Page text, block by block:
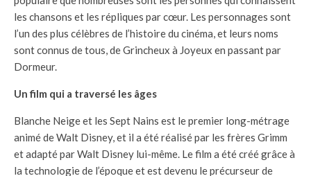
les chansons et les répliques par cœur. Les personnages sont
l’un des plus célèbres de l’histoire du cinéma, et leurs noms
sont connus de tous, de Grincheux à Joyeux en passant par
Dormeur.
Un film qui a traversé les âges
Blanche Neige et les Sept Nains est le premier long-métrage
animé de Walt Disney, et il a été réalisé par les frères Grimm
et adapté par Walt Disney lui-même. Le film a été créé grâce à
la technologie de l’époque et est devenu le précurseur de